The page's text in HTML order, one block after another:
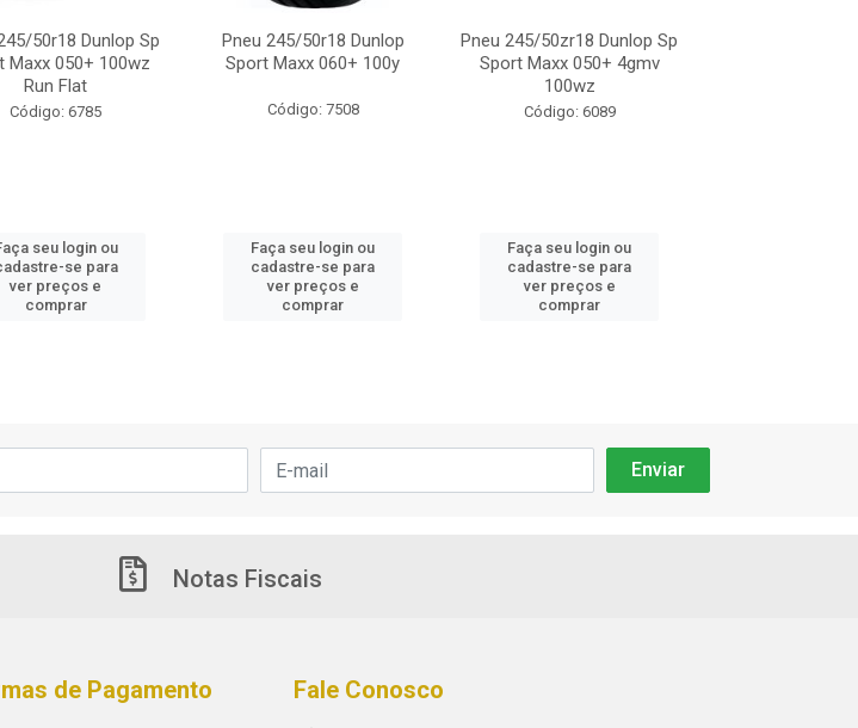
50r18 Dunlop Sp
Maxx 050+ 100wz
Run Flat
Código: 6785
seu login ou
se para
ver preços e
comprar
Pneu 245/50r18 Dunlop
Sport Maxx 060+ 100y
Código: 7508
Faça seu login ou
cadastre-se para
ver preços e
comprar
Pneu 245/50zr18 Dunlop Sp
Sport Maxx 050+ 4gmv
100wz
Código: 6089
Faça seu login ou
cadastre-se para
ver preços e
comprar
Notas Fiscais
de Pagamento Fale Conosco